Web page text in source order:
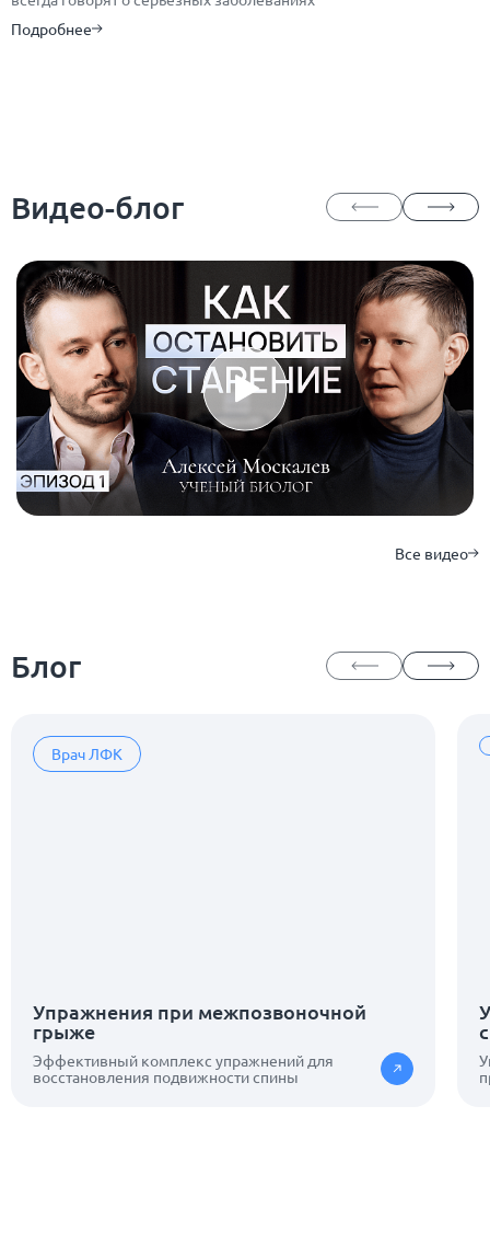
Подробнее
Видео-блог
Все видео
Блог
Врач ЛФК
Упражнения при межпозвоночной
грыже
Эффективный комплекс упражнений для
восстановления подвижности спины